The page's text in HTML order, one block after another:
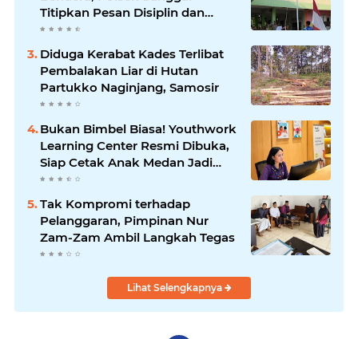
Titipkan Pesan Disiplin dan
Jauhi Kenakalan Remaja
Diduga Kerabat Kades Terlibat
Pembalakan Liar di Hutan
Partukko Naginjang, Samosir
Bukan Bimbel Biasa! Youthwork
Learning Center Resmi Dibuka,
Siap Cetak Anak Medan Jadi
Pemimpin Berstandar Global
Tak Kompromi terhadap
Pelanggaran, Pimpinan Nur
Zam-Zam Ambil Langkah Tegas
Lihat Selengkapnya